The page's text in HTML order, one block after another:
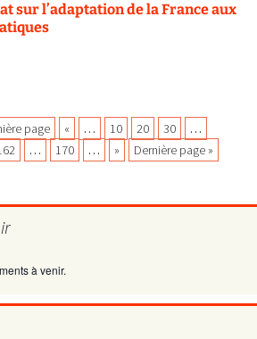
sur l’adaptation de la France aux
page « … 10 20 30
…
… 170 … » Dernière page »
à venir.